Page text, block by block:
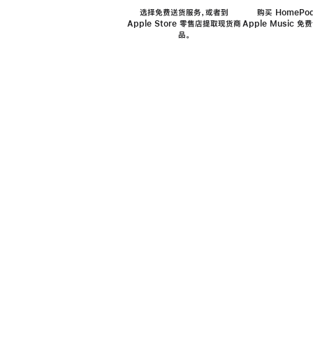
选择免费送货服务，或者到
Apple Store 零售店提取现货商
品。
购买
Apple Music 免费